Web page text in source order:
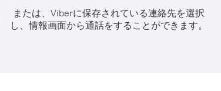
または、Viberに保存されている連絡先を選択
し、情報画面から通話をすることができます。